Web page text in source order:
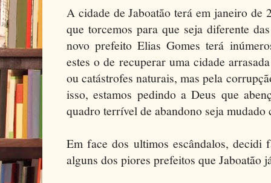
A cidade de Jaboatão terá em janeiro de
que torcemos para que seja diferente
novo prefeito Elias Gomes terá
estes o de recuperar uma cidade
ou catástrofes naturais, mas pela
isso, estamos pedindo a Deus que
quadro terrível de abandono seja
Em face dos ultimos escândalos, decidi
alguns dos piores prefeitos que Jaboatão